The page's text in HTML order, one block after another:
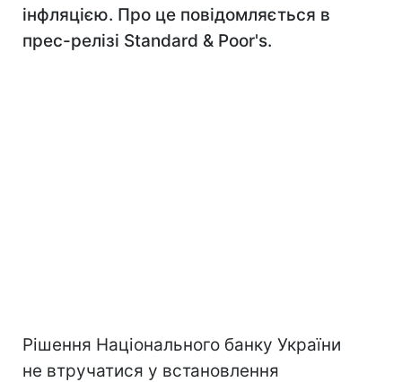
інфляцією. Про це повідомляється в
прес-релізі Standard & Poor's.
Рішення Національного банку України
не втручатися у встановлення